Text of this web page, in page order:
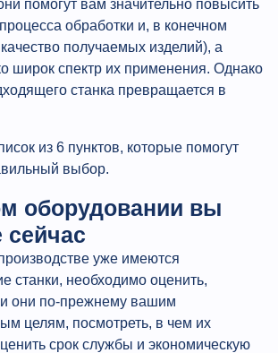
помогут вам значительно повысить
обработки и, в конечном
получаемых изделий), а
широк спектр их применения. Однако
станка превращается в
из 6 пунктов, которые помогут
выбор.
оборудовании вы
сейчас
уже имеются
станки, необходимо оценить,
они по-прежнему вашим
целям, посмотреть, в чем их
срок службы и экономическую